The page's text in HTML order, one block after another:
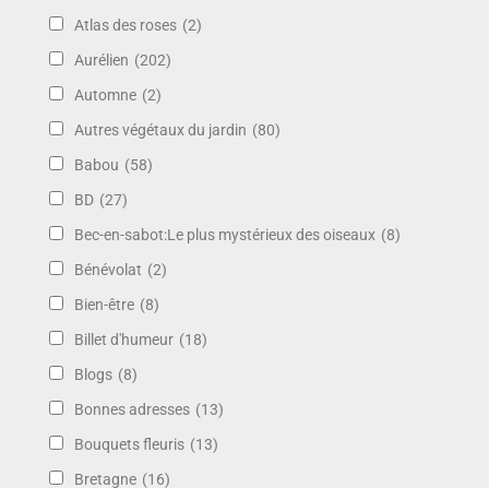
Atlas des roses (2)
Aurélien (202)
Automne (2)
Autres végétaux du jardin (80)
Babou (58)
BD (27)
Bec-en-sabot:Le plus mystérieux des oiseaux (8)
Bénévolat (2)
Bien-être (8)
Billet d'humeur (18)
Blogs (8)
Bonnes adresses (13)
Bouquets fleuris (13)
Bretagne (16)